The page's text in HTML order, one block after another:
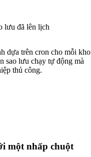
lưu đã lên lịch
dựa trên cron cho mỗi kho
sao lưu chạy tự động mà
thủ công.
một nhấp chuột